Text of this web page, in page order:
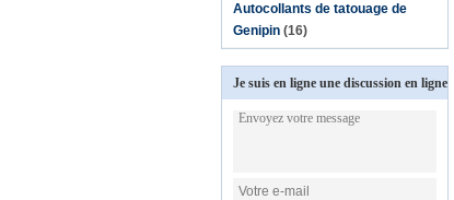
Autocollants de tatouage de
Genipin (16)
Je suis en ligne une discussion en ligne